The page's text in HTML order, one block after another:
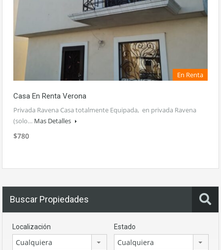
En Renta
Casa En Renta Verona
Privada Ravena Casa totalmente Equipada, en privada Ravena
(solo… Mas Detalles
$780
Buscar Propiedades
Localización
Cualquiera
Estado
Cualquiera